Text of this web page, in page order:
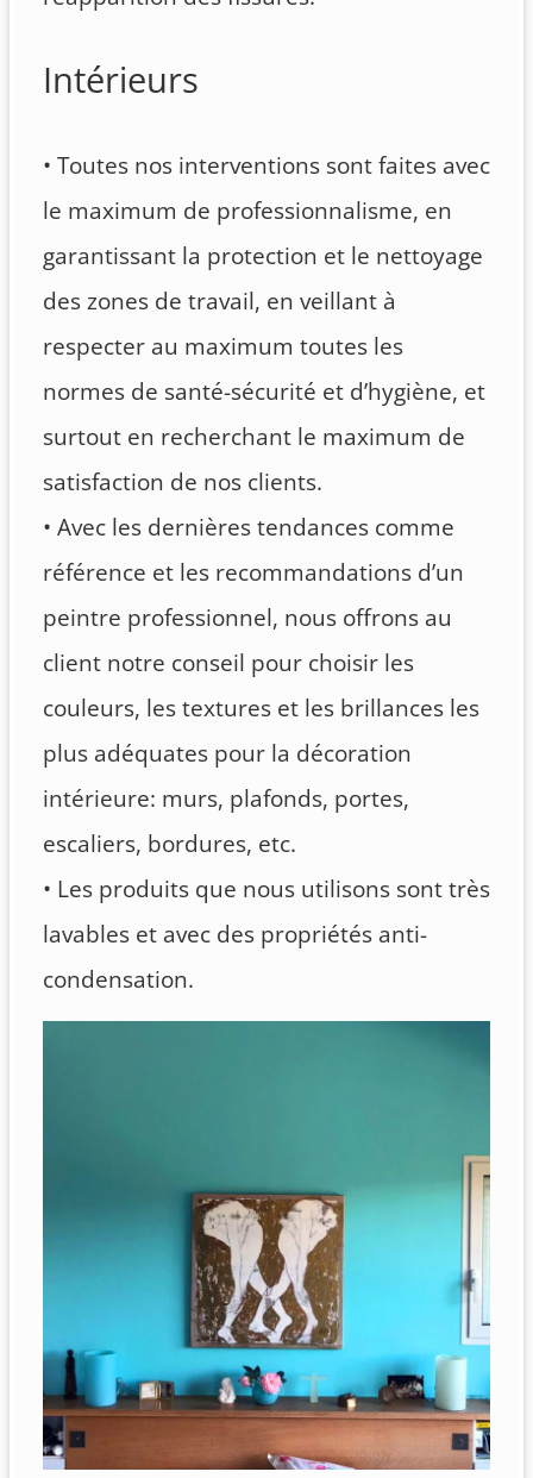
Intérieurs
• Toutes nos interventions sont faites avec
le maximum de professionnalisme, en
garantissant la protection et le nettoyage
des zones de travail, en veillant à
respecter au maximum toutes les
normes de santé-sécurité et d’hygiène, et
surtout en recherchant le maximum de
satisfaction de nos clients.
• Avec les dernières tendances comme
référence et les recommandations d’un
peintre professionnel, nous offrons au
client notre conseil pour choisir les
couleurs, les textures et les brillances les
plus adéquates pour la décoration
intérieure: murs, plafonds, portes,
escaliers, bordures, etc.
• Les produits que nous utilisons sont très
lavables et avec des propriétés anti-
condensation.